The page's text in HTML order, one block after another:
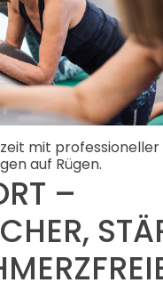
–
mit professioneller
auf Rügen.